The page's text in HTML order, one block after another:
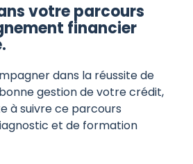
votre parcours
financier
dans la réussite de
gestion de votre crédit,
à suivre ce parcours
et de formation